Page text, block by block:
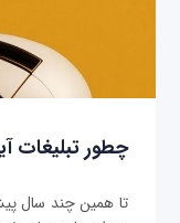
چطور تبلیغات
تا همین چند سال